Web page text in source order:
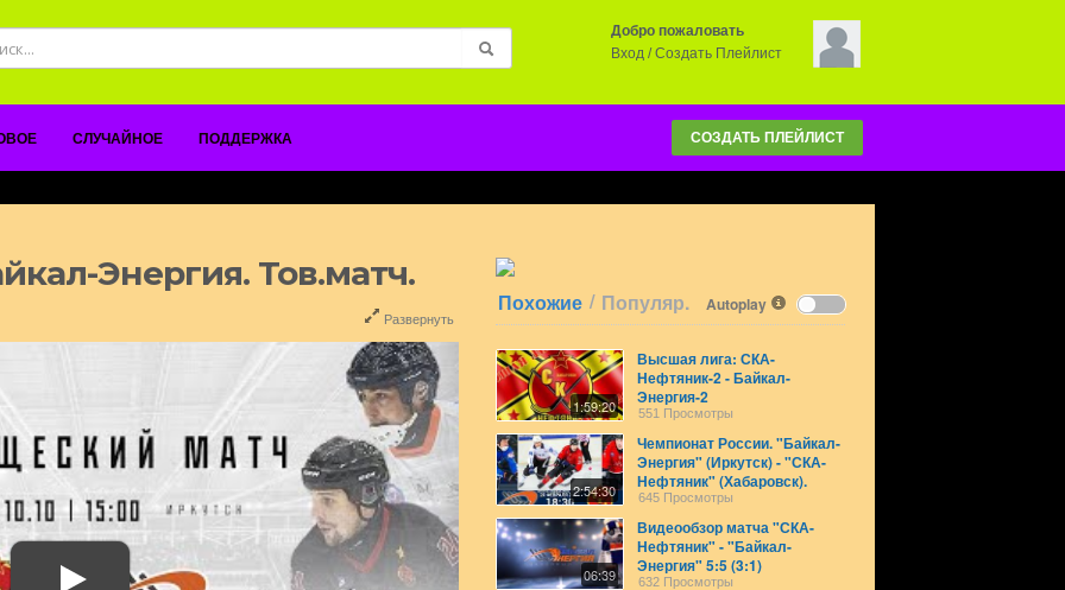
Добро пожаловать
Вход/Создать Плейлист
СЛУЧАЙНОЕ ПОДДЕРЖКА СОЗДАТЬ ПЛЕЙЛИСТ
Энергия. Тов.матч.
Развернуть
Autoplay
Похожие / Популяр.
1:59:20
Высшая лига: СКА-
Нефтяник-2 - Байкал-
Энергия-2
551 Просмотры
2:54:30
Чемпионат России. "Байкал-
Энергия" (Иркутск) - "СКА-
Нефтяник" (Хабаровск).
Прямая трансляция матча.
645 Просмотры
06:39
Видеообзор матча "СКА-
Нефтяник" - "Байкал-
Энергия" 5:5 (3:1)
632 Просмотры